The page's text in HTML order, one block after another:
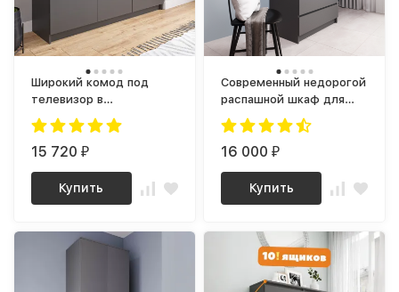
Широкий комод под
телевизор в
современном стиле,
Графит МК 1600.1 (МП)
МС мори
15 720₽
Купить
Современный недорогой
распашной шкаф для
одежды с полками и 2
ящиками Графит МШ
900.1 (МП) МС мори
16 000₽
Купить